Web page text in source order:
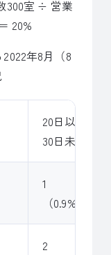
300室 ÷ 営業
20%
年8月（8
20日以上
30日未満
1
（0.9%）
2